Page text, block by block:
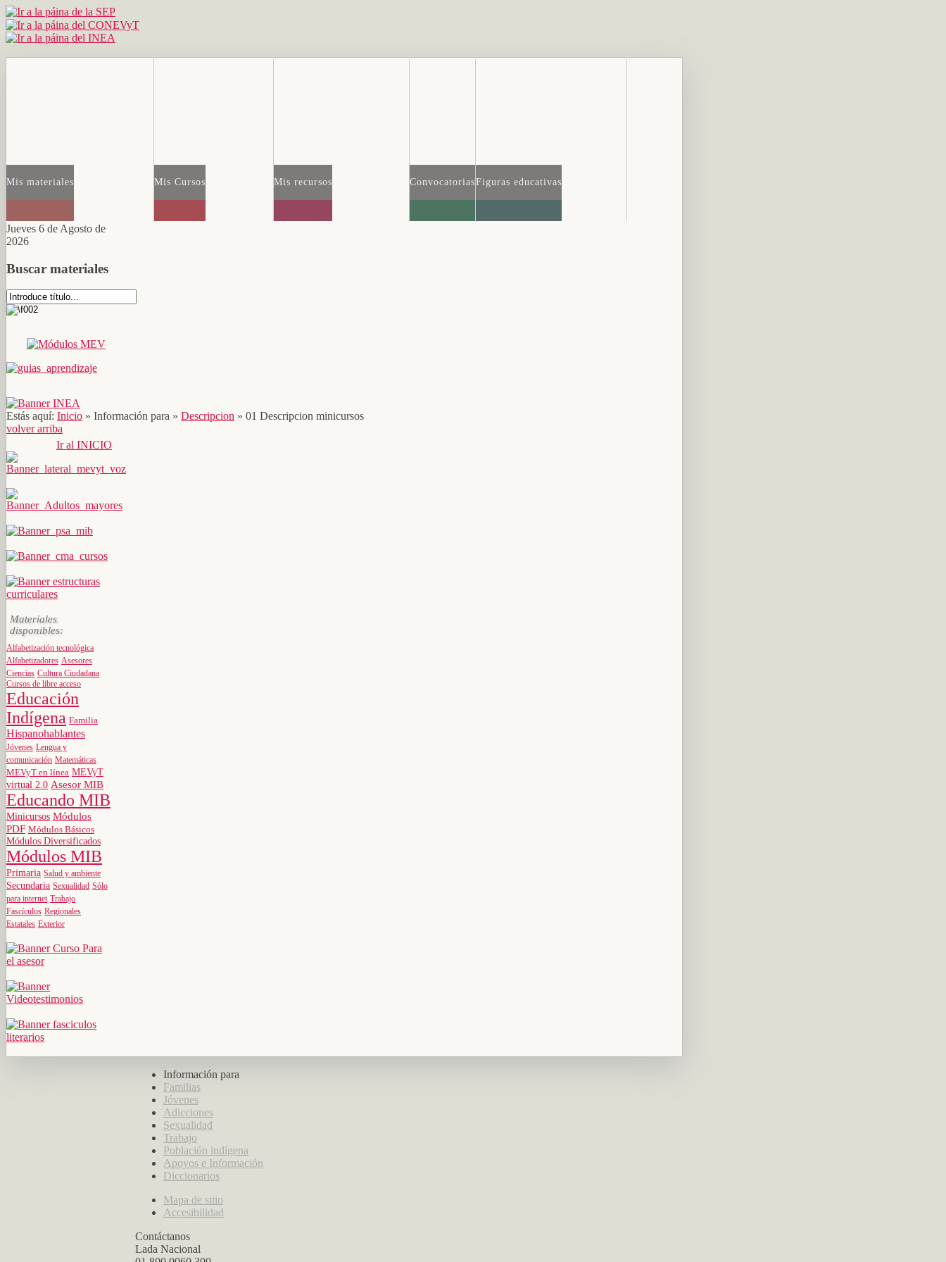
Mis materiales Mis Cursos Mis recursos ConvocatoriasFiguras educativas
Jueves 6 de Agosto de
2026
Buscar materiales
Estás aquí: Inicio » Información para » Descripcion » 01 Descripcion minicursos
volver arriba
Ir al INICIO
Materiales
disponibles:
Alfabetización tecnológica
Alfabetizadores Asesores
Ciencias Cultura Ciudadana
Cursos de libre acceso
Educación
Indígena Familia
Hispanohablantes
Jóvenes Lengua y
comunicación Matemáticas
MEVyT en línea MEVyT
virtual 2.0 Asesor MIB
Educando MIB
Minicursos Módulos
PDF Módulos Básicos
Módulos Diversificados
Módulos MIB
Primaria Salud y ambiente
Secundaria Sexualidad Sólo
para internet Trabajo
Fascículos Regionales
Estatales Exterior
Información para
Familias
Jóvenes
Adicciones
Sexualidad
Trabajo
Población indígena
Apoyos e Información
Diccionarios
Mapa de sitio
Accesibilidad
Contáctanos
Lada Nacional